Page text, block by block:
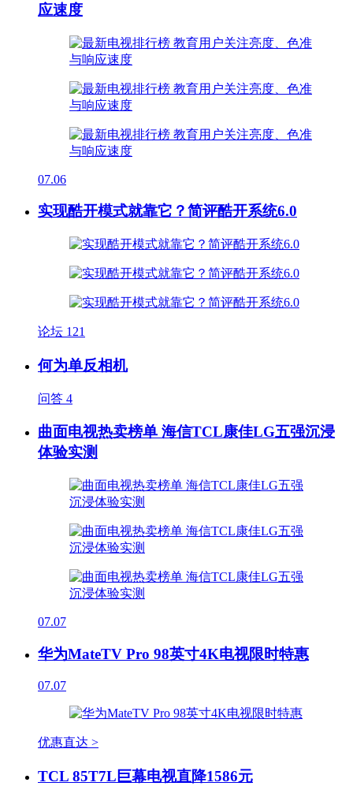
应速度
07.06
实现酷开模式就靠它？简评酷开系统6.0
论坛 121
何为单反相机
问答 4
曲面电视热卖榜单 海信TCL康佳LG五强沉浸
体验实测
07.07
华为MateTV Pro 98英寸4K电视限时特惠
07.07
优惠直达 >
TCL 85T7L巨幕电视直降1586元